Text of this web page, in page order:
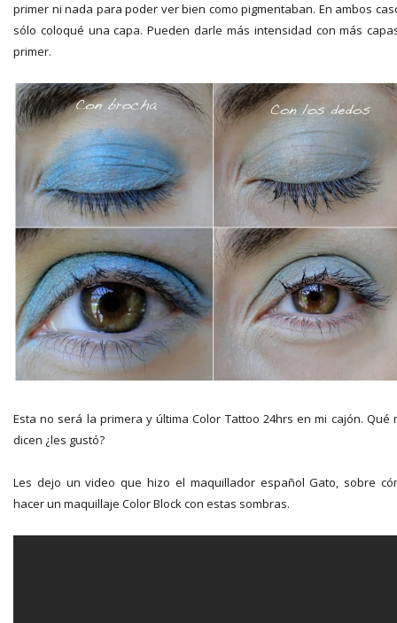
primer ni nada para poder ver bien como pigmentaban. En ambos
sólo coloqué una capa. Pueden darle más intensidad con más
primer.
Esta no será la primera y última Color Tattoo 24hrs en mi cajón. Qué
dicen ¿les gustó?
Les dejo un video que hizo el maquillador español Gato, sobre
hacer un maquillaje Color Block con estas sombras.